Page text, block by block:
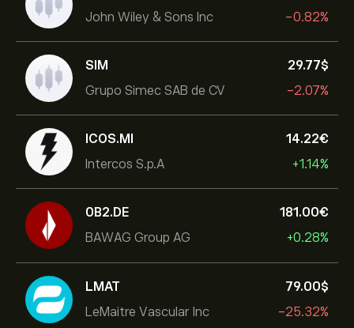
John Wiley & Sons Inc
-0.82%
SIM
Grupo Simec SAB de CV
29.77‎$‎
-2.07%
ICOS.MI
Intercos S.p.A
14.22‎€‎
+1.14%
0B2.DE
BAWAG Group AG
181.00‎€‎
+0.28%
LMAT
LeMaitre Vascular Inc
79.00‎$‎
-25.32%